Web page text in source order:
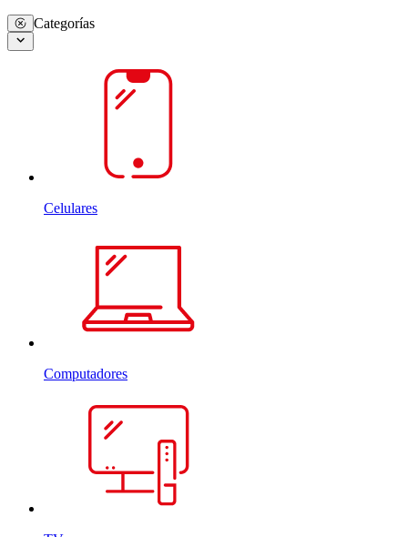
Categorías
Celulares
Computadores